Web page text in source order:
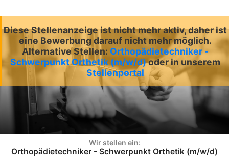
Diese Stellenanzeige ist nicht mehr aktiv, daher ist
eine Bewerbung darauf nicht mehr möglich.
Alternative Stellen: Orthopädietechniker -
Schwerpunkt Orthetik (m/w/d)oder in unserem
Stellenportal
Wir stellen ein:
Orthopädietechniker - Schwerpunkt Orthetik (m/w/d)